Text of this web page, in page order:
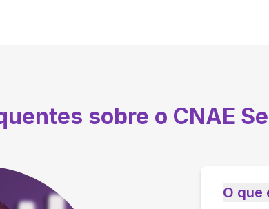
sobre o CNAE
O que